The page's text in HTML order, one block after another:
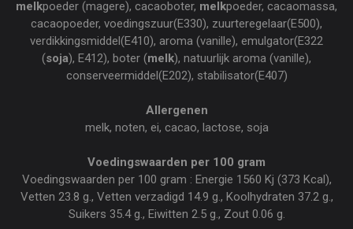
melkpoeder (magere), cacaoboter, melkpoeder, cacaomassa,
cacaopoeder, voedingszuur(E330), zuurteregelaar(E500),
verdikkingsmiddel(E410), aroma (vanille), emulgator(E322
(soja), E412), boter (melk), natuurlijk aroma (vanille),
conserveermiddel(E202), stabilisator(E407)
Allergenen
melk, noten, ei, cacao, lactose, soja
Voedingswaarden per 100 gram
Voedingswaarden per 100 gram : Energie 1560 Kj (373 Kcal),
Vetten 23.8 g., Vetten verzadigd 14.9 g., Koolhydraten 37.2 g.,
Suikers 35.4 g., Eiwitten 2.5 g., Zout 0.06 g.